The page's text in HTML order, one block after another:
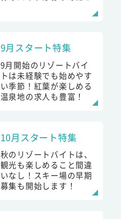
9月スタート特集
9月開始のリゾートバイ
トは未経験でも始めやす
い季節！紅葉が楽しめる
温泉地の求人も豊富！
10月スタート特集
秋のリゾートバイトは、
観光も楽しめること間違
いなし！スキー場の早期
募集も開始します！